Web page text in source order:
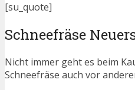
[su_quote]
Schneefräse
Nicht immer geht es beim
Schneefräse auch vor